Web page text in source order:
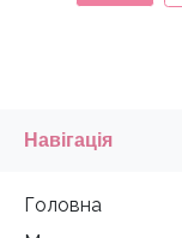
Навігація
Головна